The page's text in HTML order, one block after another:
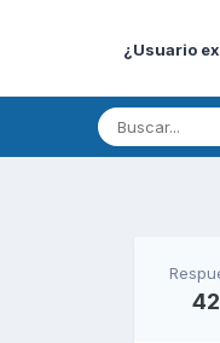
¿Usuario